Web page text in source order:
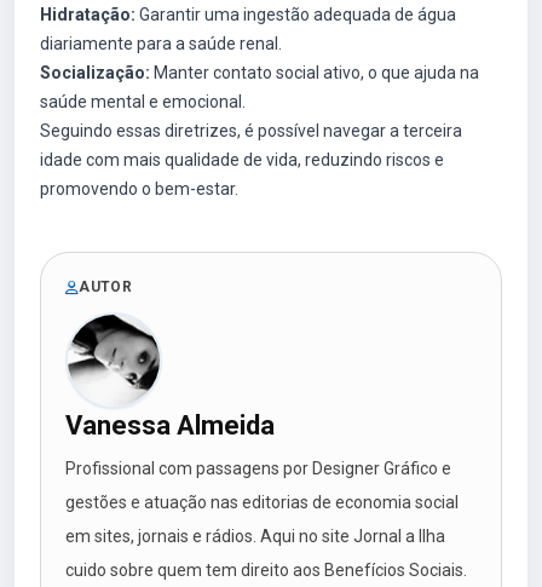
Hidratação: Garantir uma ingestão adequada de água
diariamente para a saúde renal.
Socialização: Manter contato social ativo, o que ajuda na
saúde mental e emocional.
Seguindo essas diretrizes, é possível navegar a terceira
idade com mais qualidade de vida, reduzindo riscos e
promovendo o bem-estar.
AUTOR
Vanessa Almeida
Profissional com passagens por Designer Gráfico e
gestões e atuação nas editorias de economia social
em sites, jornais e rádios. Aqui no site Jornal a Ilha
cuido sobre quem tem direito aos Benefícios Sociais.